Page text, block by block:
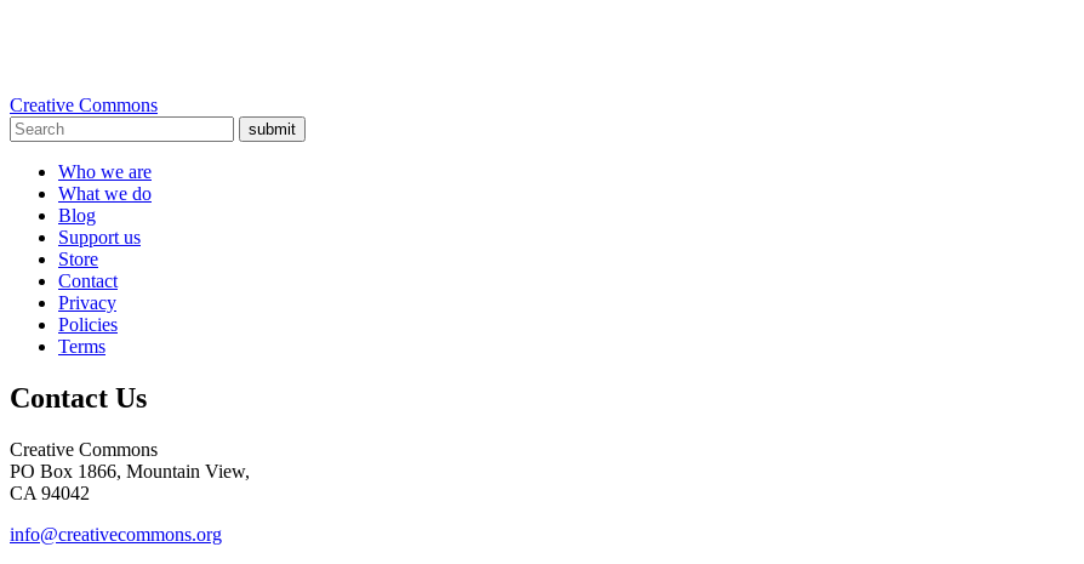
Creative Commons
submit
Who we are
What we do
Blog
Support us
Store
Contact
Privacy
Policies
Terms
Contact Us
Creative Commons
PO Box 1866, Mountain View,
CA 94042
info@creativecommons.org